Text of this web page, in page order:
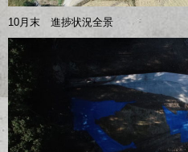
10月末 進捗状況全景